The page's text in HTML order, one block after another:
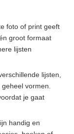
foto of print geeft
groot formaat
lijsten
lijsten,
vormen.
je gaat
handig en